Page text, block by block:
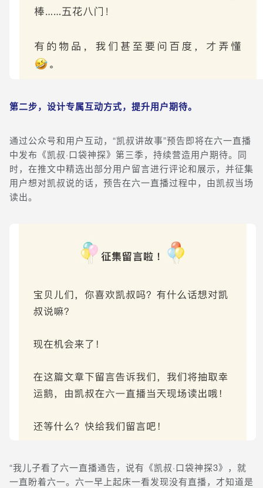
第二步，设计专属互动方式，提升用户期待。
通过公众号和用户互动，“凯叔讲故事”预告即将在六一直播
中发布《凯叔·口袋神探》第三季，持续营造用户期待。同
时，在推文中精选出部分用户留言进行评论和展示，并征集
用户想对凯叔说的话，预告在六一直播过程中，由凯叔当场
读出。
“我儿子看了六一直播通告，说有《凯叔·口袋神探3》，就
一直盼着六一。六一早上起床一看发现没有直播，才知道是